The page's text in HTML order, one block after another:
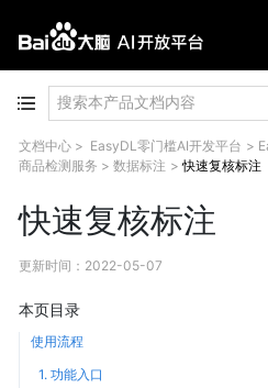
文档中心 > EasyDL零门槛AI开发平台 >
商品检测服务 > 数据标注 > 快速复核标注
快速复核标注
更新时间 ： 2022-05-07
本页目录
使用流程
1. 功能入口